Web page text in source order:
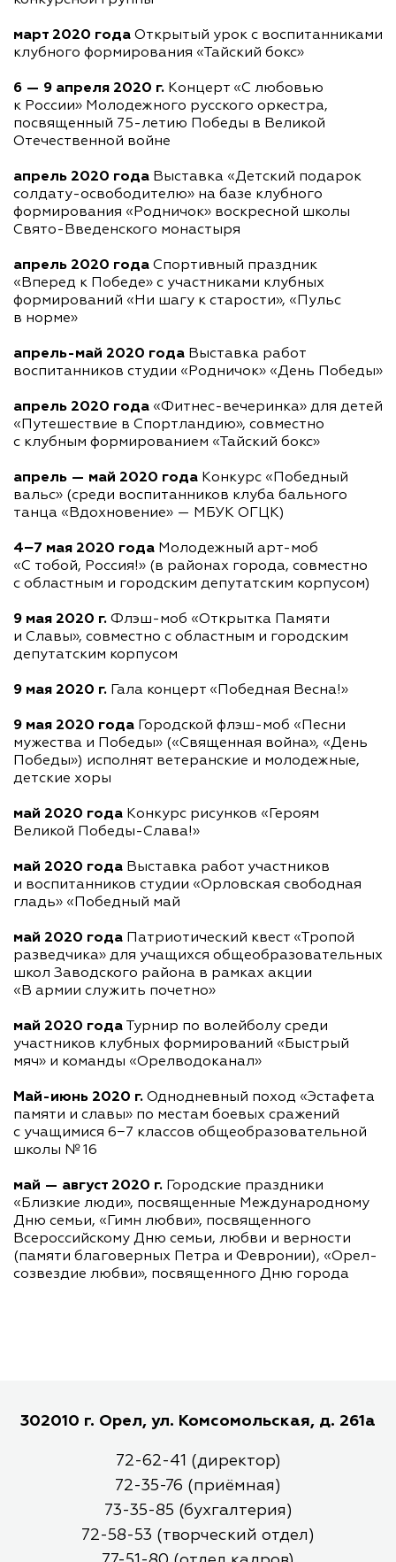
март 2020 года Открытый урок с воспитанниками
клубного формирования «Тайский бокс»
6 — 9 апреля 2020 г. Концерт «С любовью
к России» Молодежного русского оркестра,
посвященный 75-летию Победы в Великой
Отечественной войне
апрель 2020 года Выставка «Детский подарок
солдату-освободителю» на базе клубного
формирования «Родничок» воскресной школы
Свято-Введенского монастыря
апрель 2020 года Спортивный праздник
«Вперед к Победе» с участниками клубных
формирований «Ни шагу к старости», «Пульс
в норме»
апрель-май 2020 года Выставка работ
воспитанников студии «Родничок» «День Победы»
апрель 2020 года «Фитнес-вечеринка» для детей
«Путешествие в Спортландию», совместно
с клубным формированием «Тайский бокс»
апрель — май 2020 года Конкурс «Победный
вальс» (среди воспитанников клуба бального
танца «Вдохновение» — МБУК ОГЦК)
4−7 мая 2020 года Молодежный арт-моб
«С тобой, Россия!» (в районах города, совместно
с областным и городским депутатским корпусом)
9 мая 2020 г. Флэш-моб «Открытка Памяти
и Славы», совместно с областным и городским
депутатским корпусом
9 мая 2020 г. Гала концерт «Победная Весна!»
9 мая 2020 года Городской флэш-моб «Песни
мужества и Победы» («Священная война», «День
Победы») исполнят ветеранские и молодежные,
детские хоры
май 2020 года Конкурс рисунков «Героям
Великой
Победы-Слава!»
май 2020 года Выставка работ участников
и воспитанников студии «Орловская свободная
гладь» «Победный май
май 2020 года Патриотический квест «Тропой
разведчика» для учащихся общеобразовательных
школ Заводского района в рамках акции
«В армии служить почетно»
май 2020 года Турнир по волейболу среди
участников клубных формирований «Быстрый
мяч» и команды «Орелводоканал»
Май-июнь 2020 г. Однодневный поход «Эстафета
памяти и славы» по местам боевых сражений
с учащимися 6−7 классов общеобразовательной
школы № 16
май — август 2020 г. Городские праздники
«Близкие люди», посвященные Международному
Дню семьи, «Гимн любви», посвященного
Всероссийскому Дню семьи, любви и верности
(памяти благоверных Петра и Февронии), «Орел-
созвездие любви», посвященного Дню города
302010 г. Орел, ул. Комсомольская, д. 261а
72-62-41 (директор)
72-35-76 (приёмная)
73-35-85 (бухгалтерия)
72-58-53 (творческий отдел)